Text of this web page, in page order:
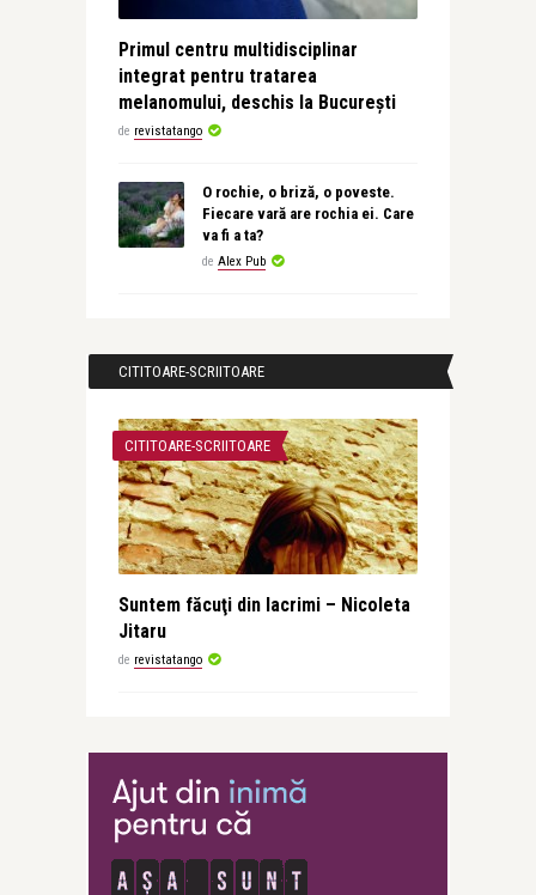
Primul centru multidisciplinar
integrat pentru tratarea
melanomului, deschis la București
de revistatango
O rochie, o briză, o poveste.
Fiecare vară are rochia ei. Care
va fi a ta?
de Alex Pub
CITITOARE-SCRIITOARE
CITITOARE-SCRIITOARE
Suntem făcuţi din lacrimi – Nicoleta
Jitaru
de revistatango